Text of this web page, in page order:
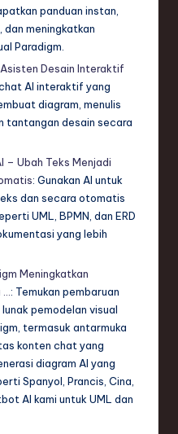
panduan instan,
meningkatkan
Paradigm.
Desain Interaktif
AI interaktif yang
diagram, menulis
tantangan desain secara
– Ubah Teks Menjadi
: Gunakan AI untuk
dan secara otomatis
UML, BPMN, dan ERD
yang lebih
Meningkatkan
: Temukan pembaruan
pemodelan visual
termasuk antarmuka
konten chat yang
diagram AI yang
Spanyol, Prancis, Cina,
AI kami untuk UML dan